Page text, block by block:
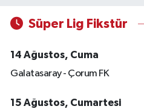
Süper Lig Fikstür
14 Ağustos, Cuma
Galatasaray - Çorum FK
15 Ağustos, Cumartesi